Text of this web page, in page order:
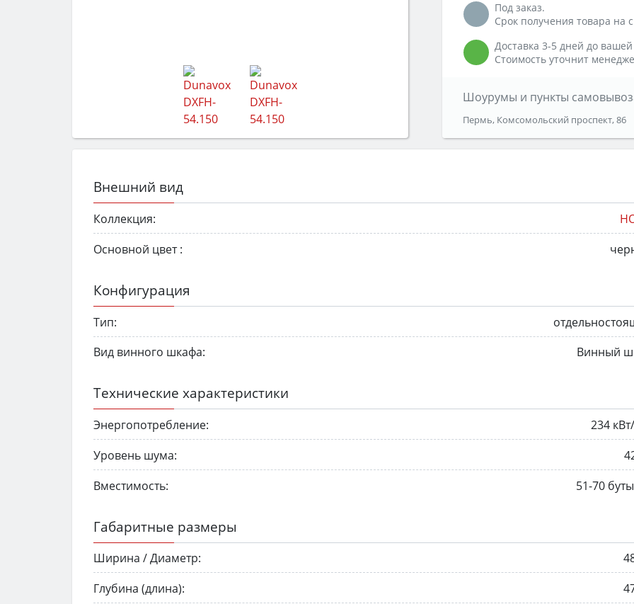
Под заказ.
Срок получения товара на
Доставка 3-5 дней до
Стоимость уточнит
Шоурумы и пункты
Пермь, Комсомольский проспект, 86
Внешний вид
Коллекция:
Основной цвет :
Конфигурация
Тип:
Вид винного шкафа:
Винный
Технические характеристики
Энергопотребление:
234
Уровень шума:
Вместимость:
51-70
Габаритные размеры
Ширина / Диаметр:
Глубина (длина):